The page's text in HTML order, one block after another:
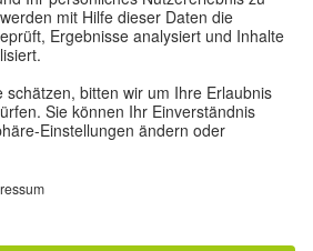
möglichst viele Menschen
sein. Personenbezogene
gemäß unserer